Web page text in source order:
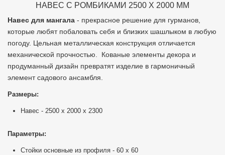
НАВЕС С РОМБИКАМИ 2500 Х 2000 ММ
Навес для мангала - прекрасное решение для гурманов,
которые любят побаловать себя и близких шашлыком в любую
погоду. Цельная металлическая конструкция отличается
механической прочностью. Кованые элементы декора и
продуманный дизайн превратят изделие в гармоничный
элемент садового ансамбля.
Размеры:
Навес - 2500 х 2000 х 2300
Параметры:
Стойки основные из профиля - 60 х 60